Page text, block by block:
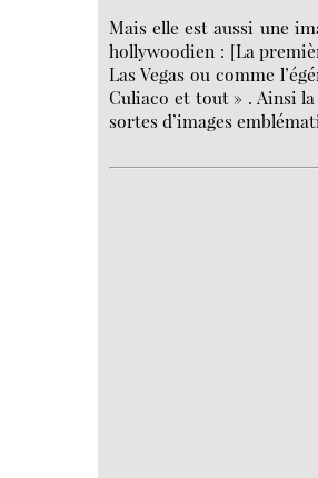
Mais elle est aussi une
hollywoodien : [La
Las Vegas ou comme
Culiaco et tout » . Ainsi
sortes d’images